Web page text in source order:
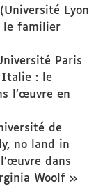
Lyon
le familier
Paris
Italie : le
l’œuvre en
de
no land in
dans
Woolf »